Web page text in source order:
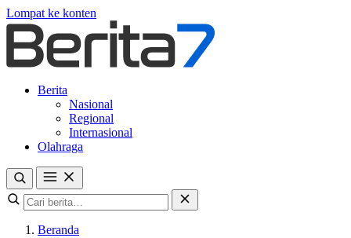
Lompat ke konten
Berita
Nasional
Regional
Internasional
Olahraga
Beranda